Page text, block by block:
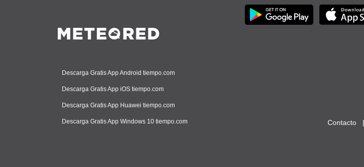
Descarga Gratis App Android tiempo.com
Descarga Gratis App iOS tiempo.com
Descarga Gratis App Huawei tiempo.com
Descarga Gratis App Windows 10 tiempo.com Contacto